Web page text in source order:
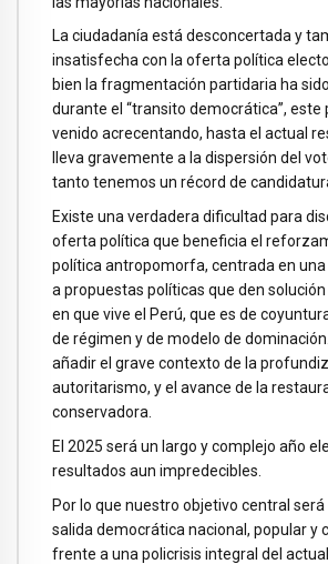
La ciudadanía está desconcertada y
insatisfecha con la oferta política
bien la fragmentación partidaria ha
durante el “transito democrática”, este
venido acrecentando, hasta el actual
lleva gravemente a la dispersión del
tanto tenemos un récord de
Existe una verdadera dificultad para
oferta política que beneficia el
política antropomorfa, centrada en una
a propuestas políticas que den
en que vive el Perú, que es de
de régimen y de modelo de
añadir el grave contexto de la
autoritarismo, y el avance de la
conservadora.
El 2025 será un largo y complejo año
resultados aun impredecibles.
Por lo que nuestro objetivo central
salida democrática nacional, popular y
frente a una policrisis integral del